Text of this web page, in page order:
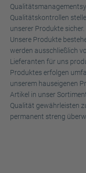
Qualitätskontrollen
unserer Produkte sicher.
Unsere Produkte
werden ausschließlich
Lieferanten für uns
Produktes erfolgen
unserem hauseigenen
Artikel in unser
Qualität gewährleisten
permanent streng